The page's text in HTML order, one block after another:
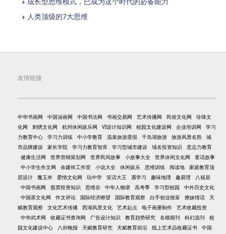
人类顶级的7大思维
友情链接
中华书画网 中国油画网 中国书法网 书画交易网 艺术传播网 民俗文化网
珍珠文
化网
刺绣文化网 杭州休闲娱乐网 VI设计知识网 校园文化建设网 企业培训网
学习
力教育中心
学习力训练 中小学教育 温泉旅游度假 千岛湖旅游 旅游风景名胜
城
市品牌建设
家长学院 学习力教育智库 学习型城市建设 域名投资知识
意志力教育
健康生活网
世界营销策划网 世界民间故事 小故事大全 世界休闲文化网
童话故事
中小学生作文网
余建祥工作室 小说大全 休闲娱乐 思维训练 阅读地
家庭教育顶
层设计
魔玉米 爱情文化网 玩中学 笑话大王 遇学习 趣味地理 趣易理
八福居
中国书画网
股票投资知识 思维谷 中华人物谱 高考季 学习型校园
中外历史文化
中国茶文化网
作文评论 国际经济瞭望 国际教育观察 白手创业致富 撩妹情话
天
赋教育观察
文化艺术传播 西湖风景文化 艺术起点 电子画册制作
艺术收藏投资
中华武术网
收藏证书查询网 广告设计知识 教育趋势研究 名模期刊 科幻选刊
校
园文化建设中心
八卦晚报 天赋教育研究 天赋教育前沿 线上艺术品收藏证书
中国